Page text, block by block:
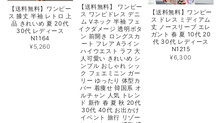
【送料無料】ワンピー
ス 膝丈 半袖 レトロ 上
品 きれいめ 夏 20代
30代 レディース
N1164
¥5,260
【送料無料】 ワンピー
ス ワンピドレス デニ
ム Vネック 半袖 フェ
イクダメージ 透明ボタ
ン 前開き ロングスカ
ート フレア Aライン
ハイウエスト ラフ 大
人可愛い きれいめ シ
ンプル おしゃれ シッ
ク フェエミニン ガー
リー ゆったり 体型カ
バー 着痩せ 韓国系 オ
ルチャン 人気 トレン
ド 新作 春 夏 秋 20代
30代 40代 お出かけ
イベント 旅行 リゾー
【送料無料】ワンピー
ス ドレス ミディアム
丈 ノースリーブ エレ
ガント 春 夏 10代 20
代 30代 レディース
N1215
¥6,300